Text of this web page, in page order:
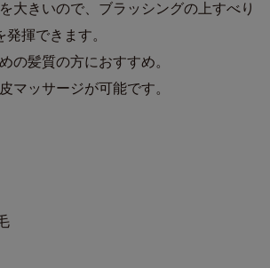
大きいので、ブラッシングの上すべり
揮できます。
の髪質の方におすすめ。
マッサージが可能です。